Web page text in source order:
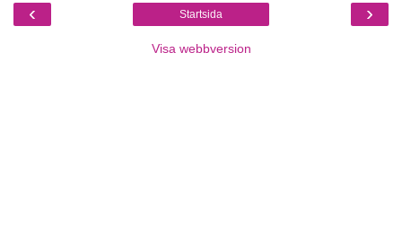
‹ ›
Startsida
Visa webbversion